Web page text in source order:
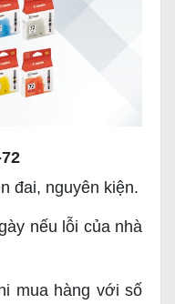
đai, nguyên kiện.
nếu lỗi của nhà
mua hàng với số